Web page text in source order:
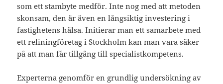
som ett stambyte medför. Inte nog med att metoden
skonsam, den är även en långsiktig investering i
fastighetens hälsa. Initierar man ett samarbete med
ett reliningföretag i Stockholm kan man vara säker
på att man får tillgång till specialistkompetens.
Experterna genomför en grundlig undersökning av